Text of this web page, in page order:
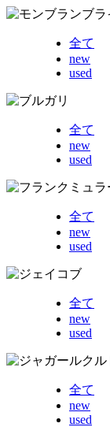
全て
new
used
全て
new
used
全て
new
used
全て
new
used
全て
new
used